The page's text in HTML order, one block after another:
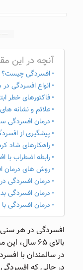
آنچه در این
افسردگی چیست؟
انواع افسردگی در
فاکتورهای خطر
علائم و نشانه
درمان افسردگی
پیشگیری از
راهکارهای شاد
رابطه اضطراب با
روش های درمان
درمان افسردگی
درمان افسردگی
درمان افسردگی با
افسردگی در هر
بالای ۶۵
در سالمندان با